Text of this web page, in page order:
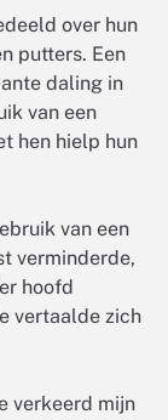
over hun
putters. Een
daling in
van een
hen hielp hun
van een
verminderde,
hoofd
vertaalde zich
verkeerd mijn